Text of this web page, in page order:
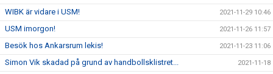
WIBK är vidare i USM! 2021-11-29 10:46
USM imorgon! 2021-11-26 11:57
Besök hos Ankarsrum lekis! 2021-11-23 11:06
Simon Vik skadad på grund av handbollsklistret... 2021-11-18